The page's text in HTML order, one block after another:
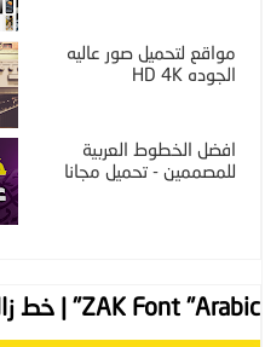
مواقع لتحميل صور عاليه
الجوده HD 4K
افضل الخطوط العربية
للمصممين - تحميل مجانا
ZAK Font "Arabic" | خط زاك - مجانا